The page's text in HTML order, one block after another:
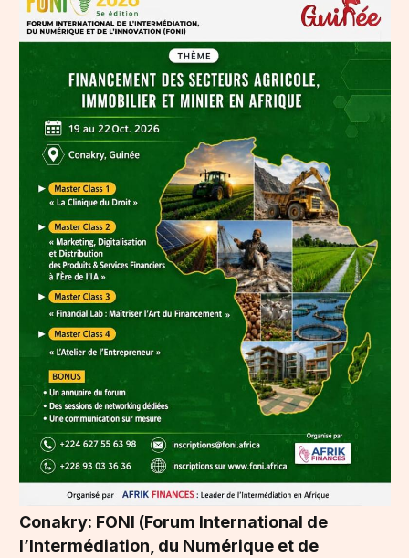
Conakry: FONI (Forum International de
l’Intermédiation, du Numérique et de